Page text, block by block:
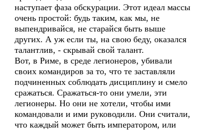
наступает фаза обскурации. Этот идеал массы
очень простой: будь таким, как мы, не
выпендривайся, не старайся быть выше
других. А уж если ты, на свою беду, оказался
талантлив, - скрывай свой талант.
Вот, в Риме, в среде легионеров, убивали
своих командиров за то, что те заставляли
подчиненных соблюдать дисциплину и смело
сражаться. Сражаться-то они умели, эти
легионеры. Но они не хотели, чтобы ими
командовали и ими руководили. Они считали,
что каждый может быть императором, или